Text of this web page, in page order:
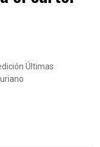
Últimas